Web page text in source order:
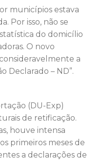
municípios estava
Por isso, não se
do domicílio
O novo
a
Declarado – ND”.
(DU-Exp)
de retificação.
houve intensa
primeiros meses de
a declarações de